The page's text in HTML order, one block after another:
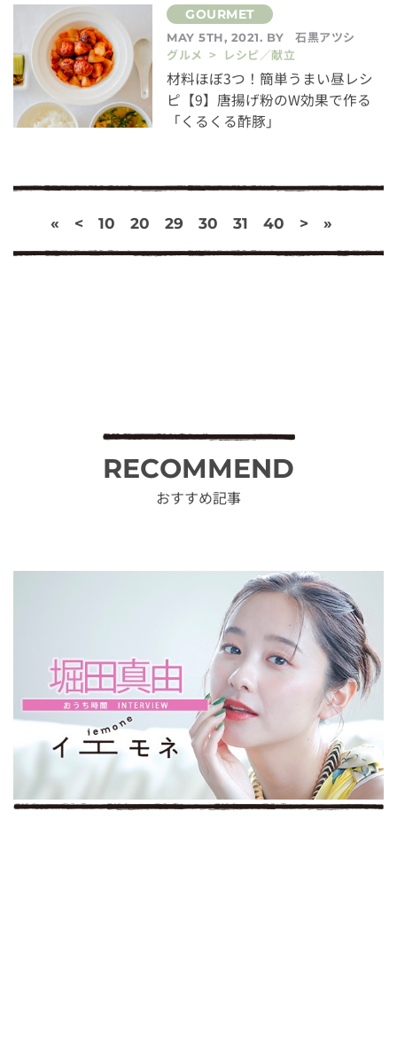
MAY 5TH, 2021. BY
石黒アツシ
グルメ > レシピ／献立
材料ほぼ3つ！簡単うまい昼レシ
ピ【9】唐揚げ粉のW効果で作る
「くるくる酢豚」
« < 10 20 29 30 31 40 > »
RECOMMEND
おすすめ記事